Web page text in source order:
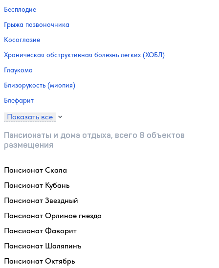
Бесплодие
Грыжа позвоночника
Косоглазие
Хроническая обструктивная болезнь легких (ХОБЛ)
Глаукома
Близорукость (миопия)
Блефарит
Показать все
Пансионаты и дома отдыха, всего 8 объектов
размещения
Пансионат Скала
Пансионат Кубань
Пансионат Звездный
Пансионат Орлиное гнездо
Пансионат Фаворит
Пансионат Шаляпинъ
Пансионат Октябрь